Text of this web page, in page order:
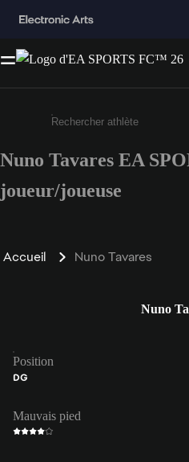
Saisissez au moins 3
Nuno Tavares EA
joueur/joueuse
Accueil Nuno Tavares
Nuno
Position
DG
Mauvais pied